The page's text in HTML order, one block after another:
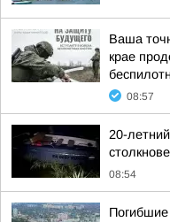
Ваша
крае
08:57
20-
08:54
Погибшие